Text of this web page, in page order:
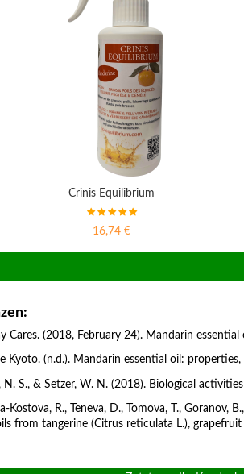
Crinis Equilibrium
16,74 €
Cares. (2018, February 24). Mandarin
Kyoto. (n.d.). Mandarin essential oil:
N. S., & Setzer, W. N. (2018). Biological
Kostova, R., Teneva, D., Tomova, T., Goranov,
from tangerine (Citrus reticulata L.),